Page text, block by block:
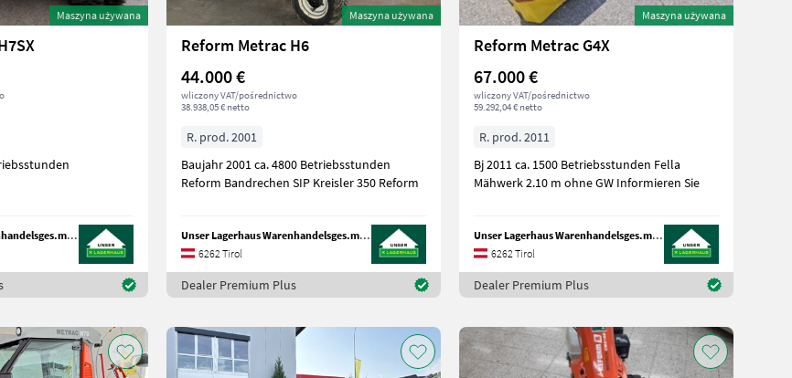
Maszyna używana
Unser Lagerhaus Warenhandelsges.m.b.H.
Maszyna używana
Reform Metrac H6
44.000 €
wliczony VAT/pośrednictwo
38.938,05 € netto
R. prod. 2001
Baujahr 2001 ca. 4800 Betriebsstunden
Reform Bandrechen SIP Kreisler 350 Reform
Unser Lagerhaus Warenhandelsges.m.b.H.
6262 Tirol
Dealer Premium Plus
Maszyna używana
Reform Metrac G4X
67.000 €
wliczony VAT/pośrednictwo
59.292,04 € netto
R. prod. 2011
Bj 2011 ca. 1500 Betriebsstunden Fella
Mähwerk 2.10 m ohne GW Informieren Sie
Unser Lagerhaus Warenhandelsges.m.b.H.
6262 Tirol
Dealer Premium Plus